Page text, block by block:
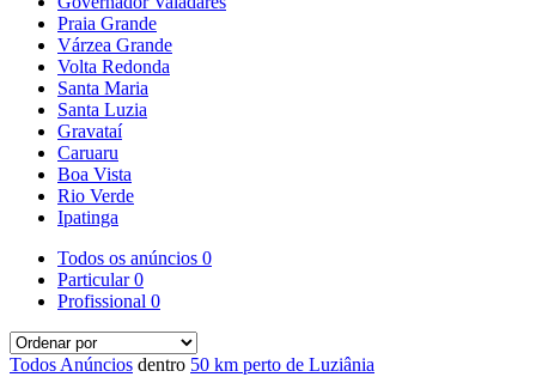
Praia Grande
Várzea Grande
Volta Redonda
Santa Maria
Santa Luzia
Gravataí
Caruaru
Boa Vista
Rio Verde
Ipatinga
Todos os anúncios 0
Particular0
Profissional 0
Todos Anúncios dentro 50 km perto de Luziânia